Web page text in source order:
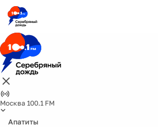
Москва 100.1 FM
Апатиты